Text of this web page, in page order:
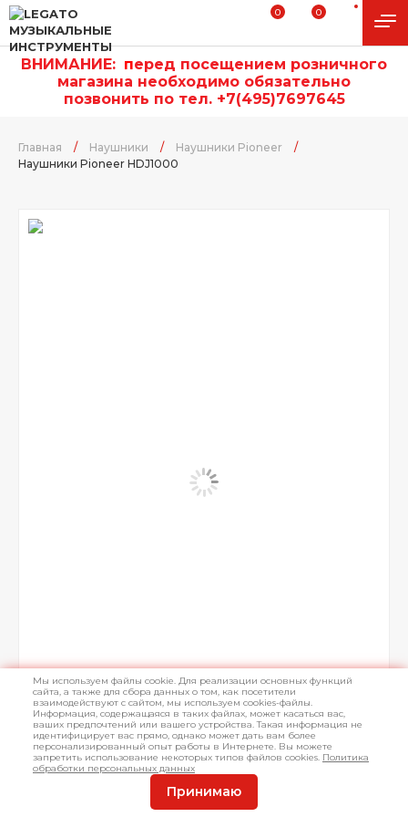
0 0
ВНИМАНИЕ: перед посещением розничного
магазина необходимо обязательно
позвонить по тел. +7(495)7697645
Главная / Наушники / Наушники Pioneer
/
Наушники Pioneer HDJ1000
Мы используем файлы cookie. Для реализации основных функций
сайта, а также для сбора данных о том, как посетители
взаимодействуют с сайтом, мы используем cookies-файлы.
Информация, содержащаяся в таких файлах, может касаться вас,
ваших предпочтений или вашего устройства. Такая информация не
идентифицирует вас прямо, однако может дать вам более
персонализированный опыт работы в Интернете. Вы можете
запретить использование некоторых типов файлов cookies. Политика
обработки персональных данных
Принимаю